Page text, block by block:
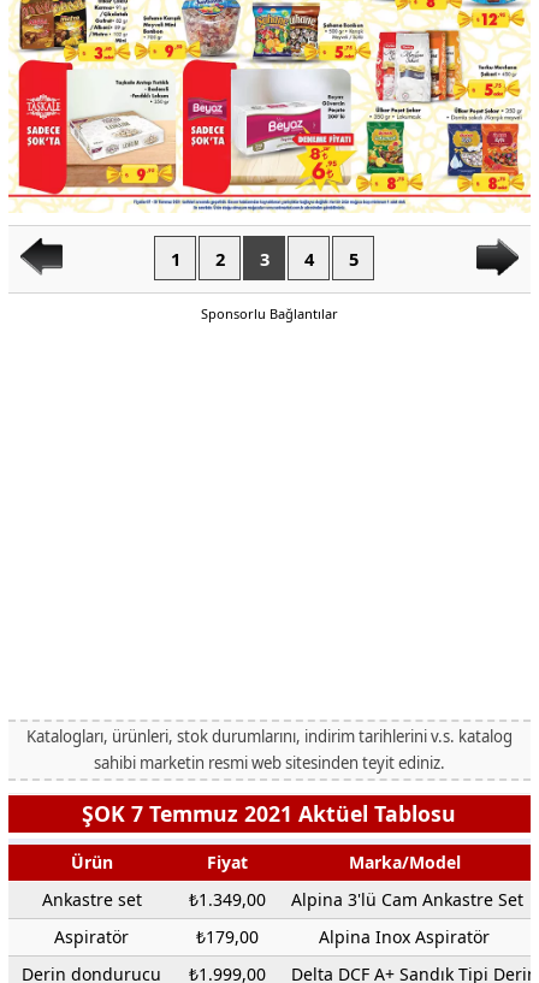
1 2 3 4 5
Sponsorlu Bağlantılar
Katalogları, ürünleri, stok durumlarını, indirim tarihlerini v.s. katalog
sahibi marketin resmi web sitesinden teyit ediniz.
ŞOK 7 Temmuz 2021 Aktüel Tablosu
Ürün Fiyat
Marka/Model
Ankastre set
₺1.349,00
Alpina 3'lü Cam Ankastre Set
Aspiratör
₺179,00
Alpina Inox Aspiratör
Derin dondurucu
₺1.999,00
Delta DCF A+ Sandık Tipi